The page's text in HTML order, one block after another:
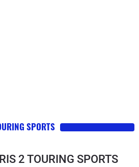
SPORTS
2 TOURING SPORTS